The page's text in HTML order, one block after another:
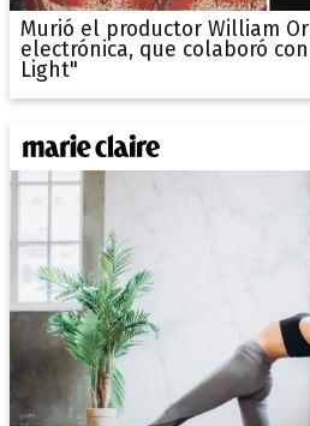
Murió el productor William
electrónica, que colaboró
Light"